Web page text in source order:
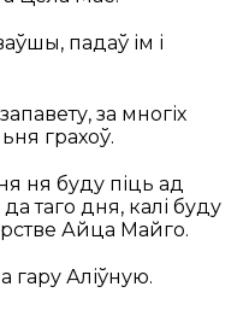
падаў ім і
за многіх
грахоў.
ня буду піць ад
таго дня, калі буду
Айца Майго.
гару Аліўную.